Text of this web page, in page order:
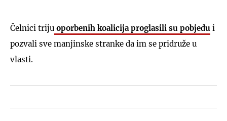
Čelnici triju oporbenih koalicija proglasili su pobjedu i
pozvali sve manjinske stranke da im se pridruže u
vlasti.